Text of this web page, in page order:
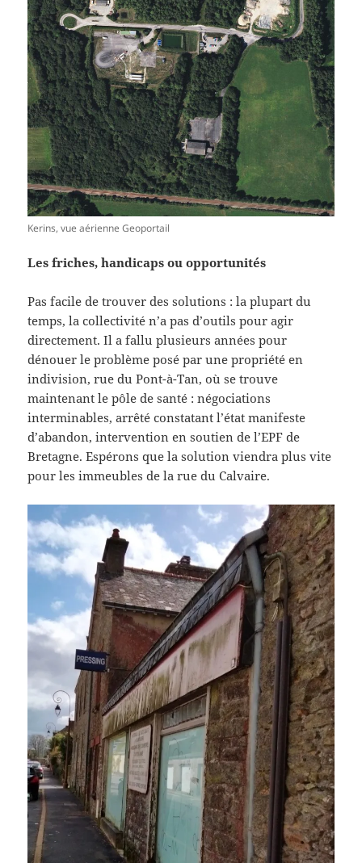
Kerins, vue aérienne Geoportail
Les friches, handicaps ou opportunités
Pas facile de trouver des solutions : la plupart du
temps, la collectivité n’a pas d’outils pour agir
directement. Il a fallu plusieurs années pour
dénouer le problème posé par une propriété en
indivision, rue du Pont-à-Tan, où se trouve
maintenant le pôle de santé : négociations
interminables, arrêté constatant l’état manifeste
d’abandon, intervention en soutien de l’EPF de
Bretagne. Espérons que la solution viendra plus vite
pour les immeubles de la rue du Calvaire.